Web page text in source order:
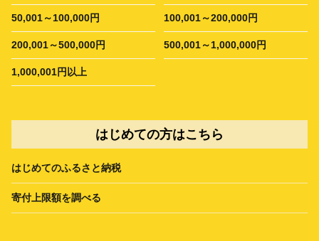
50,001～100,000円 100,001～200,000円
200,001～500,000円 500,001～1,000,000円
1,000,001円以上
はじめての方はこちら
はじめてのふるさと納税
寄付上限額を調べる